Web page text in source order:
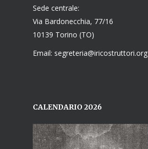
Sede centrale:
Via Bardonecchia, 77/16
10139 Torino (TO)
Email: segreteria@iricostruttori.org
CALENDARIO 2026